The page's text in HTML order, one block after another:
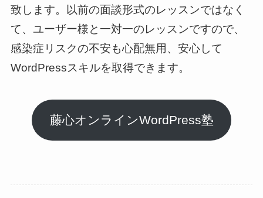
致します。以前の面談形式のレッスンではなく
て、ユーザー様と一対一のレッスンですので、
感染症リスクの不安も心配無用、安心して
WordPressスキルを取得できます。
藤心オンラインWordPress塾